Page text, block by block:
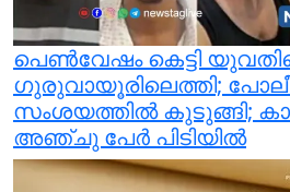
പെണ്‍വേഷം കെട്ടി
ഗുരുവായൂരിലെത്തി;
സംശയത്തില്‍ കുടുങ്ങി;
അഞ്ചു പേര്‍ പിടിയില്‍